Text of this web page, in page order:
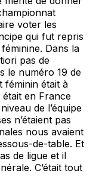
voter les
qui fut repris
Dans la
pas de
le numéro 19 de
féminin était à
était en France
de l’équipe
n’étaient pas
nous avaient
de-table. Et
de ligue et il
C’était tout